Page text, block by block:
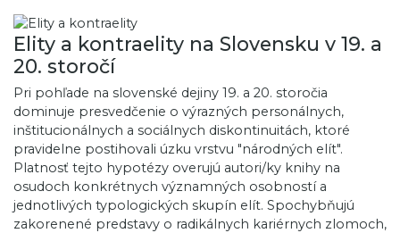
Elity a kontraelity na Slovensku v 19. a
20. storočí
Pri pohľade na slovenské dejiny 19. a 20. storočia
dominuje presvedčenie o výrazných personálnych,
inštitucionálnych a sociálnych diskontinuitách, ktoré
pravidelne postihovali úzku vrstvu "národných elít".
Platnosť tejto hypotézy overujú autori/ky knihy na
osudoch konkrétnych významných osobností a
jednotlivých typologických skupín elít. Spochybňujú
zakorenené predstavy o radikálnych kariérnych zlomoch,